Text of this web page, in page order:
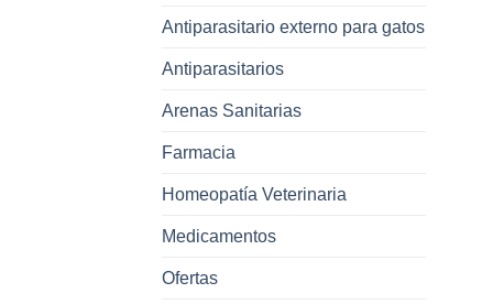
Antiparasitario externo para gatos
Antiparasitarios
Arenas Sanitarias
Farmacia
Homeopatía Veterinaria
Medicamentos
Ofertas